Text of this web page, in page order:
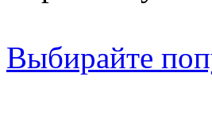
Выбирайте